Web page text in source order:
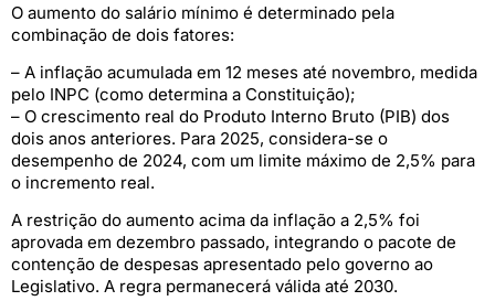
O aumento do salário mínimo é determinado pela
combinação de dois fatores:
– A inflação acumulada em 12 meses até novembro, medida
pelo INPC (como determina a Constituição);
– O crescimento real do Produto Interno Bruto (PIB) dos
dois anos anteriores. Para 2025, considera-se o
desempenho de 2024, com um limite máximo de 2,5% para
o incremento real.
A restrição do aumento acima da inflação a 2,5% foi
aprovada em dezembro passado, integrando o pacote de
contenção de despesas apresentado pelo governo ao
Legislativo. A regra permanecerá válida até 2030.